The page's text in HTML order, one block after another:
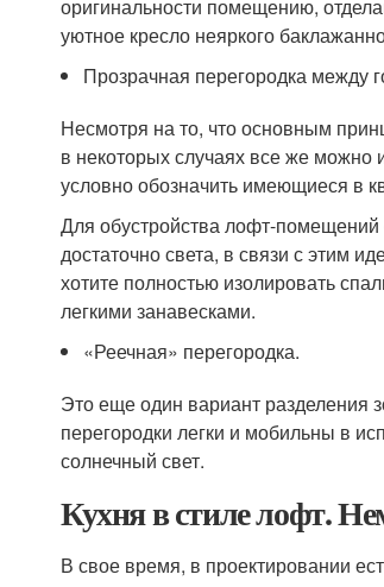
оригинальности помещению,
уютное кресло неяркого
Прозрачная перегородка между
Несмотря на то, что основным
в некоторых случаях все же можно
условно обозначить имеющиеся в
Для обустройства лофт-помещений
достаточно света, в связи с этим
хотите полностью изолировать
легкими занавесками.
«Реечная» перегородка.
Это еще один вариант разделения
перегородки легки и мобильны в
солнечный свет.
Кухня в стиле лофт.
В свое время, в проектировании